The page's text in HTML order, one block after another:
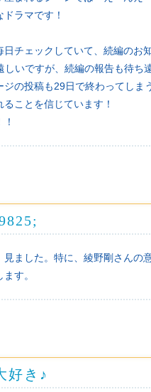
ラマです！
日チェックしていて、続編のお
しいですが、続編の報告も待ち
ジの投稿も29日で終わってしま
ことを信じています！
見ました。特に、綾野剛さん
す。
好き♪